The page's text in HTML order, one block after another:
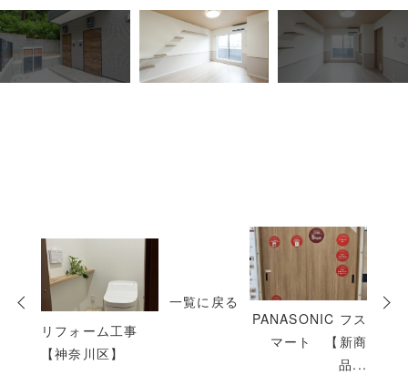
リフォーム工事
【神奈川区】
一覧に戻る
次
投
稿
PANASONIC フス
マート 【新商
品...